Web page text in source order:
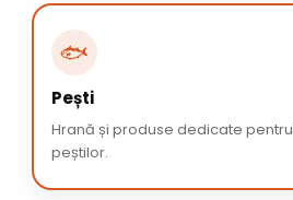
🐟
Pești
Hrană și produse dedicate
peștilor.